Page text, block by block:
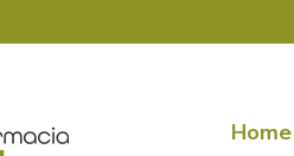
Home